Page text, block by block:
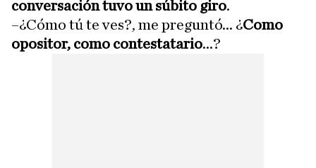
conversación tuvo un súbito giro.
–¿Cómo tú te ves?, me preguntó... ¿Como
opositor, como contestatario...?